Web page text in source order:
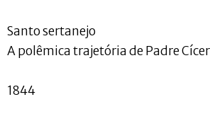
Santo sertanejo
A polêmica trajetória de Padre
1844